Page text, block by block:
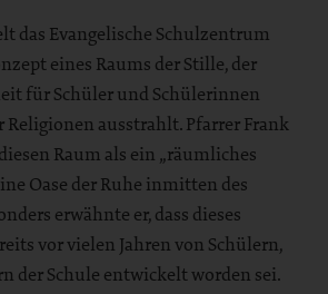
das Evangelische Schulzentrum
eines Raums der Stille, der
für Schüler und Schülerinnen
ausstrahlt. Pfarrer Frank
Raum als ein „räumliches
Oase der Ruhe inmitten des
erwähnte er, dass dieses
vor vielen Jahren von Schülern,
der Schule entwickelt worden sei.